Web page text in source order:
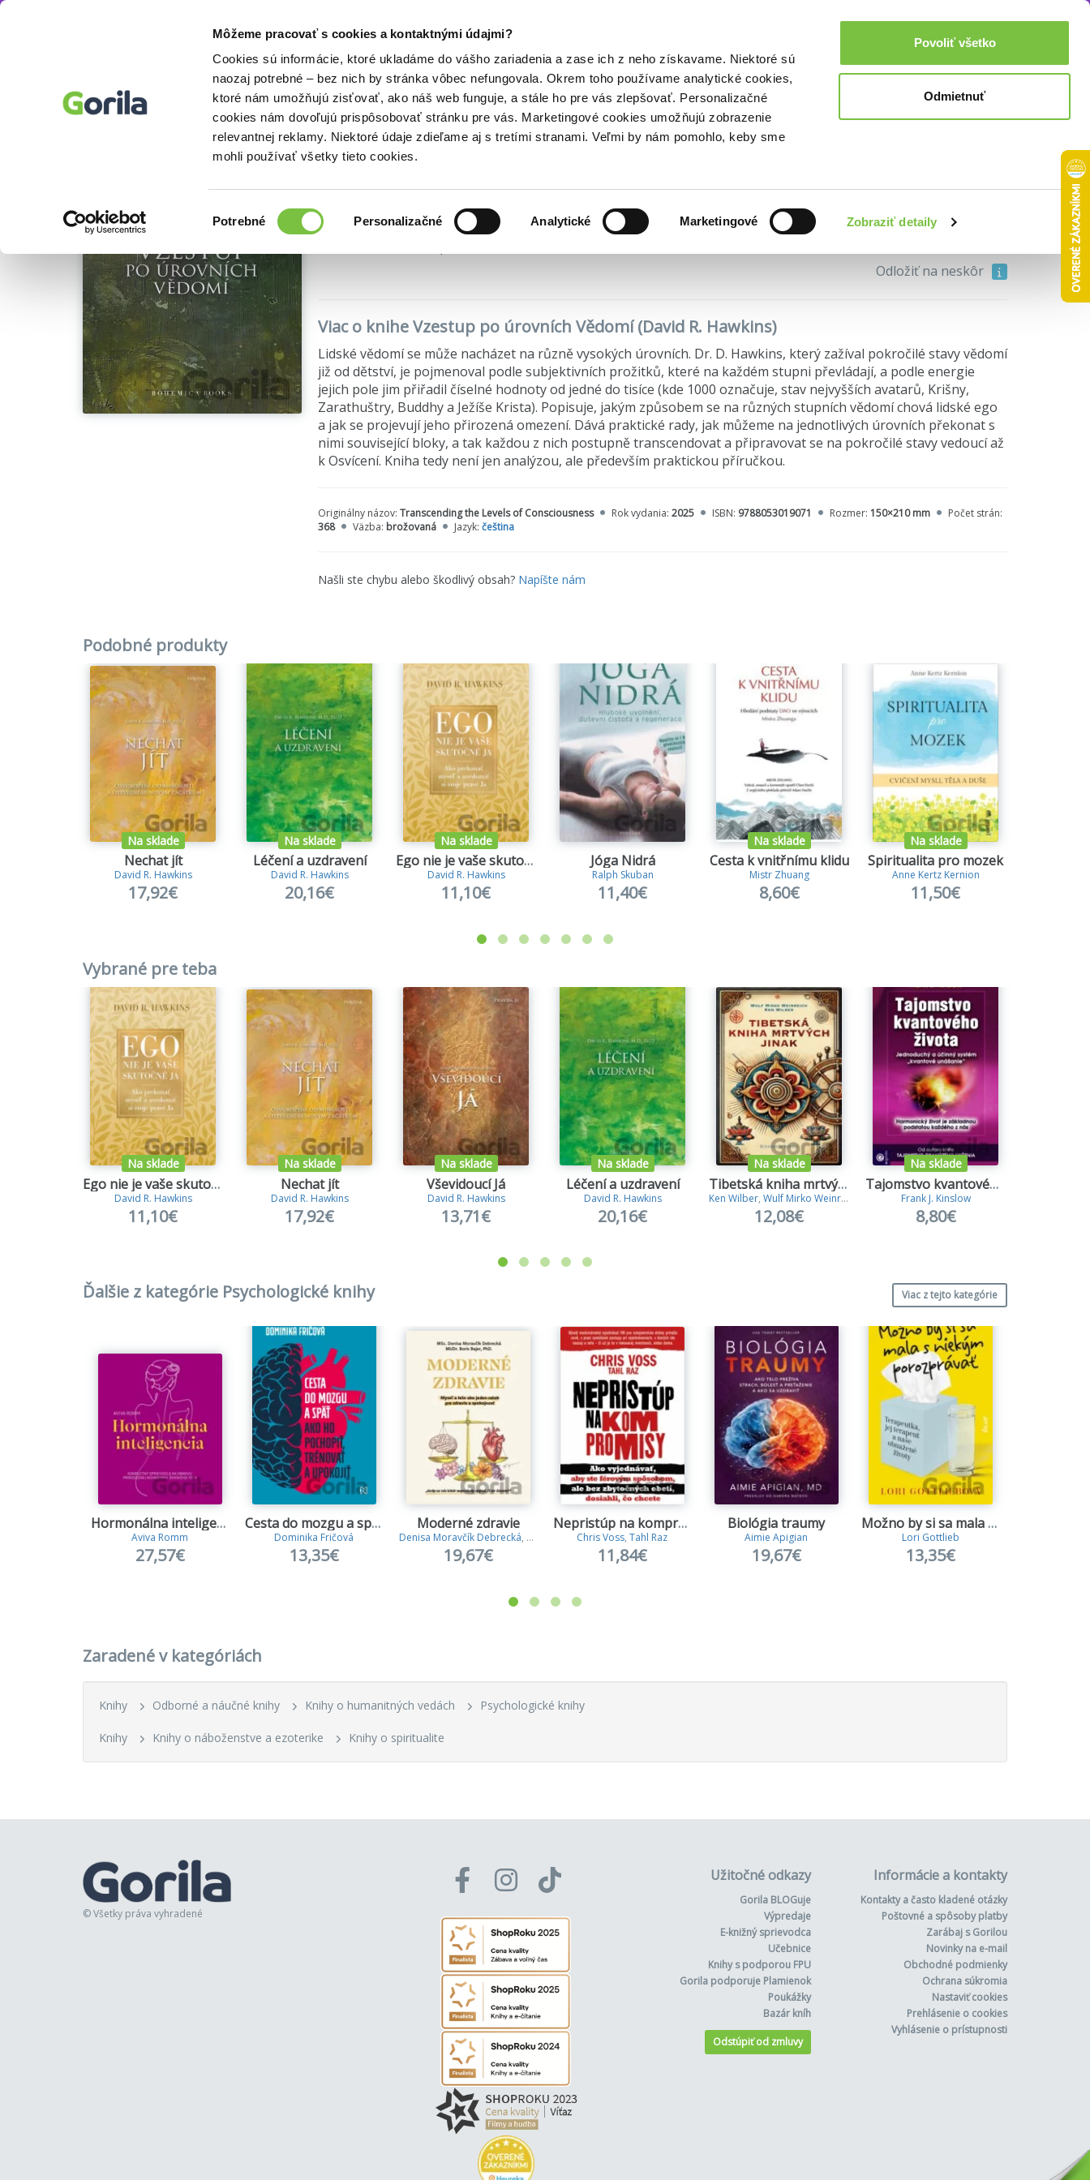
Môžeme pracovať s cookies a kontaktnými údajmi?
Cookies sú informácie, ktoré ukladáme do vášho zariadenia a zase ich z neho získavame. Niektoré sú
naozaj potrebné – bez nich by stránka vôbec nefungovala. Okrem toho používame analytické cookies,
ktoré nám umožňujú zisťovať, ako náš web funguje, a stále ho pre vás zlepšovať. Personalizačné
cookies nám dovoľujú prispôsobovať stránku pre vás. Marketingové cookies umožňujú zobrazenie
relevantnej reklamy. Niektoré údaje zdieľame aj s tretími stranami. Veľmi by nám pomohlo, keby sme
mohli používať všetky tieto cookies.
súhlasu
Potrebné Personalizačné Analytické Marketingové Zobraziť detaily
Povoliť všetko
Odmietnuť
Doplnky Prihlásenie 0,00€
Odborné a náučné knihy Knihy o humanitných vedách Psychologické knihy Akcie a zľavy
Vzestup po úrovních Vědomí
David R. Hawkins
17,92€ Do košíka
Odložiť na neskôr
Viac o knihe Vzestup po úrovních Vědomí (David R. Hawkins)
Lidské vědomí se může nacházet na různě vysokých úrovních. Dr. D. Hawkins, který zažíval pokročilé stavy vědomí
již od dětství, je pojmenoval podle subjektivních prožitků, které na každém stupni převládají, a podle energie
jejich pole jim přiřadil číselné hodnoty od jedné do tisíce (kde 1000 označuje, stav nejvyšších avatarů, Krišny,
Zarathuštry, Buddhy a Ježíše Krista). Popisuje, jakým způsobem se na různých stupních vědomí chová lidské ego
a jak se projevují jeho přirozená omezení. Dává praktické rady, jak můžeme na jednotlivých úrovních překonat s
nimi související bloky, a tak každou z nich postupně transcendovat a připravovat se na pokročilé stavy vedoucí až
k Osvícení. Kniha tedy není jen analýzou, ale především praktickou příručkou.
Originálny názov: Transcending the Levels of Consciousness Rok vydania: 2025 ISBN: 9788053019071 Rozmer: 150×210 mm
Počet strán:
368
Väzba: brožovaná Jazyk: čeština
Našli ste chybu alebo škodlivý obsah? Napíšte nám
Podobné produkty
Na sklade
Nechat jít
David R. Hawkins
17,92€
Na sklade
Léčení a uzdravení
David R. Hawkins
20,16€
Na sklade
Ego nie je vaše skutočné ja
David R. Hawkins
11,10€
Jóga Nidrá
Ralph Skuban
11,40€
Na sklade
Cesta k vnitřnímu klidu
Mistr Zhuang
8,60€
Na sklade
Spiritualita pro mozek
Anne Kertz Kernion
11,50€
Vybrané pre teba
Na sklade
Ego nie je vaše skutočné ja
David R. Hawkins
11,10€
Na sklade
Nechat jít
David R. Hawkins
17,92€
Na sklade
Vševidoucí Já
David R. Hawkins
13,71€
Na sklade
Léčení a uzdravení
David R. Hawkins
20,16€
Na sklade
Tibetská kniha mrtvých jinak
Ken Wilber, Wulf Mirko Weinreich
12,08€
Na sklade
Tajomstvo kvantového života
Frank J. Kinslow
8,80€
Ďalšie z kategórie Psychologické knihy Viac z tejto kategórie
Hormonálna inteligencia
Aviva Romm
27,57€
Cesta do mozgu a späť
Dominika Fričová
13,35€
Moderné zdravie
Denisa Moravčík Debrecká, Boris Bajer
19,67€
Nepristúp na kompromisy
Chris Voss, Tahl Raz
11,84€
Biológia traumy
Aimie Apigian
19,67€
Možno by si sa mala s niekým porozprávať
Lori Gottlieb
13,35€
Zaradené v kategóriách
Knihy Odborné a náučné knihy Knihy o humanitných vedách Psychologické knihy
Knihy Knihy o náboženstve a ezoterike Knihy o spiritualite
© Všetky práva vyhradené
Užitočné odkazy
Gorila BLOGuje
Výpredaje
E-knižný sprievodca
Učebnice
Knihy s podporou FPU
Gorila podporuje Plamienok
Poukážky
Bazár kníh
Odstúpiť od zmluvy
Informácie a kontakty
Kontakty a často kladené otázky
Poštovné a spôsoby platby
Zarábaj s Gorilou
Novinky na e-mail
Obchodné podmienky
Ochrana súkromia
Nastaviť cookies
Prehlásenie o cookies
Vyhlásenie o prístupnosti